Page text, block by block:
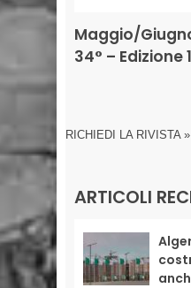
Maggio/
34° – Edizione
RICHIEDI LA RIVISTA »
ARTICOLI